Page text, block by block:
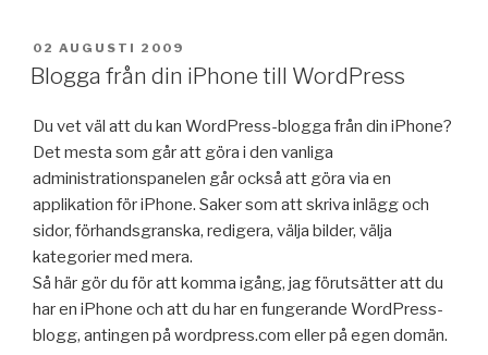
PUBLICERAT
02 AUGUSTI 2009
Blogga från din iPhone till WordPress
Du vet väl att du kan WordPress-blogga från din iPhone?
Det mesta som går att göra i den vanliga
administrationspanelen går också att göra via en
applikation för iPhone. Saker som att skriva inlägg och
sidor, förhandsgranska, redigera, välja bilder, välja
kategorier med mera.
Så här gör du för att komma igång, jag förutsätter att du
har en iPhone och att du har en fungerande WordPress-
blogg, antingen på wordpress.com eller på egen domän.